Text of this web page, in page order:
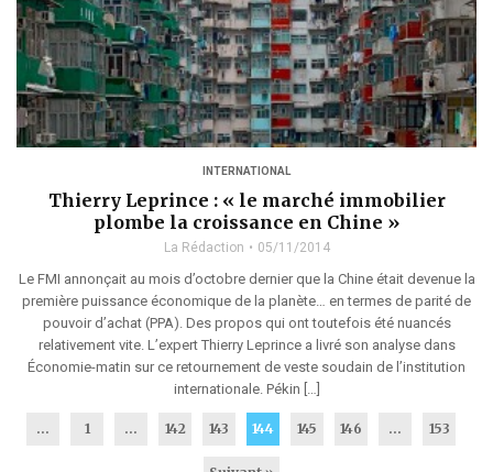
INTERNATIONAL
Thierry Leprince : « le marché immobilier
plombe la croissance en Chine »
La Rédaction 05/11/2014
Le FMI annonçait au mois d’octobre dernier que la Chine était devenue la
première puissance économique de la planète… en termes de parité de
pouvoir d’achat (PPA). Des propos qui ont toutefois été nuancés
relativement vite. L’expert Thierry Leprince a livré son analyse dans
Économie-matin sur ce retournement de veste soudain de l’institution
internationale. Pékin […]
... 1 … 142 143 144 145 146 … 153